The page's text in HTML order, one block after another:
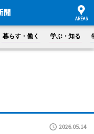
暮らす・働く 学ぶ・知る
2026.05.14